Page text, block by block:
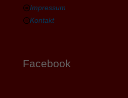
Impressum
Kontakt
Facebook